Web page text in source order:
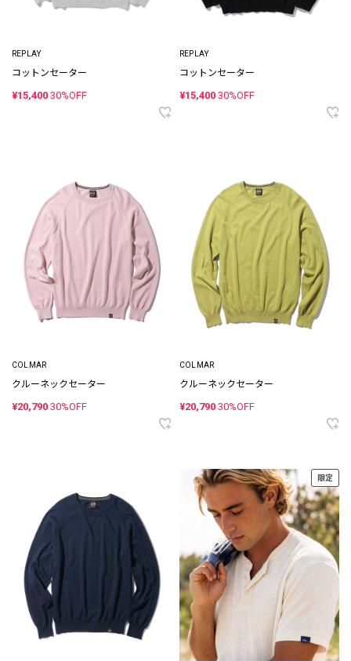
REPLAY
コットンセーター
¥15,400 30%OFF
REPLAY
コットンセーター
¥15,400 30%OFF
COLMAR
クルーネックセーター
¥20,790 30%OFF
COLMAR
クルーネックセーター
¥20,790 30%OFF
限定